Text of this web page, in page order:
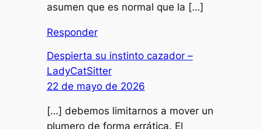
asumen que es normal que la […]
Responder
Despierta su instinto cazador –
LadyCatSitter
22 de mayo de 2026
[…] debemos limitarnos a mover un
plumero de forma errática. El